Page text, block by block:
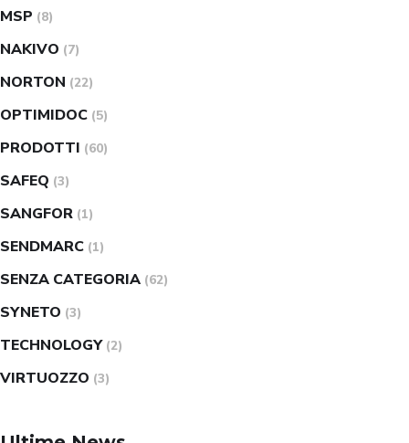
MSP (8)
NAKIVO (7)
NORTON (22)
OPTIMIDOC (5)
PRODOTTI (60)
SAFEQ (3)
SANGFOR (1)
SENDMARC (1)
SENZA CATEGORIA (62)
SYNETO (3)
TECHNOLOGY (2)
VIRTUOZZO (3)